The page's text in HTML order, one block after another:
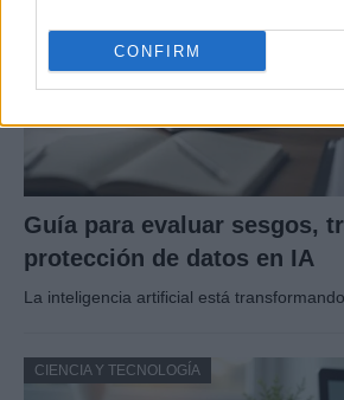
CONFIRM
Guía para evaluar sesgos,
protección de datos en IA
La inteligencia artificial está
CIENCIA Y TECNOLOGÍA